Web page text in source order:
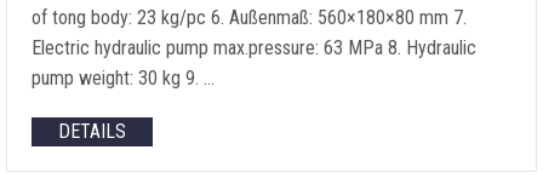
of tong body: 23 kg/pc 6. Außenmaß: 560×180×80 mm 7.
Electric hydraulic pump max.pressure: 63 MPa 8. Hydraulic
pump weight: 30 kg 9. …
DETAILS